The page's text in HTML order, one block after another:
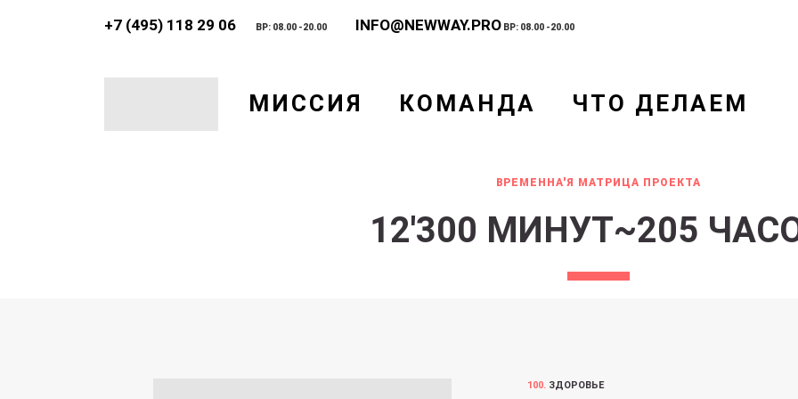
+7 (495) 118 29 06 ВР: 08.00 -20.00 INFO@NEWWAY.PRO ВР: 08.00 -20.00
МИССИЯ КОМАНДА ЧТО ДЕЛАЕМ
ВРЕМЕННА'Я МАТРИЦА ПРОЕКТА
12'300 МИНУТ~205
100. ЗДОРОВЬЕ